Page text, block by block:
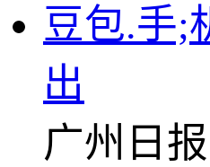
豆包.手;
出
广州日报